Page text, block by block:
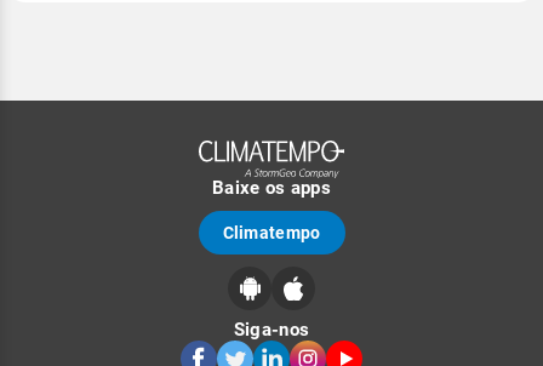
Baixe os apps
Climatempo
Siga-nos